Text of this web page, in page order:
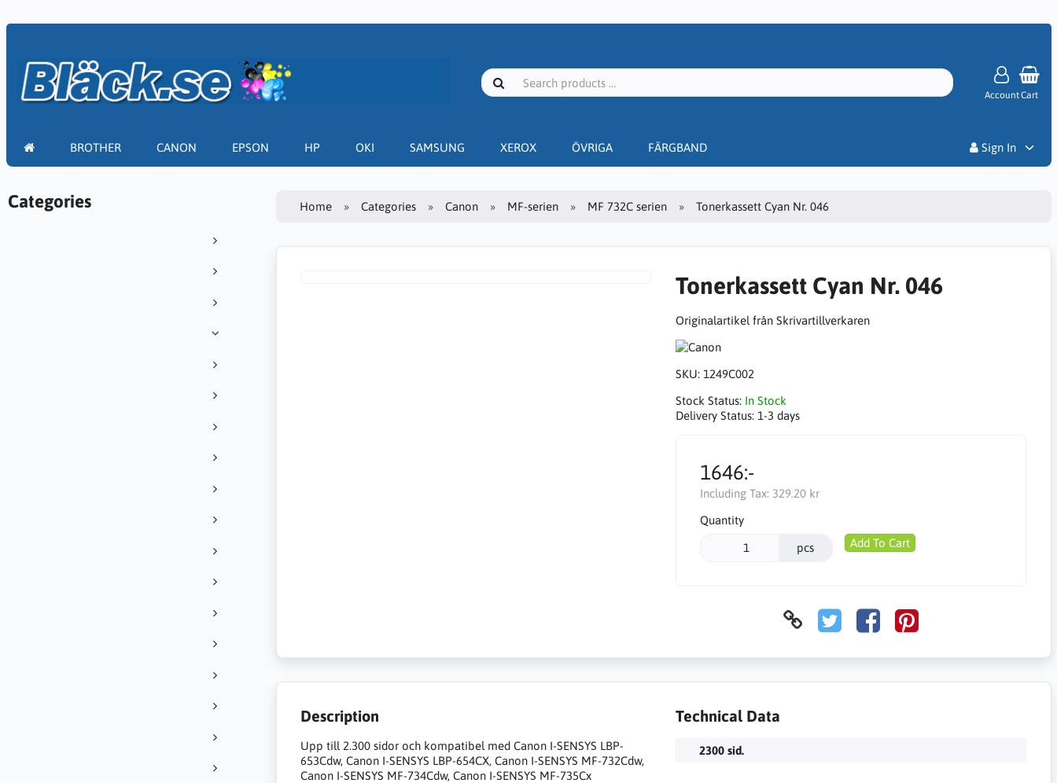
AccountCart
BROTHER CANON EPSON HP OKI SAMSUNG XEROX ÖVRIGA FÄRGBAND
Sign In
Categories Home Categories Canon MF-serien MF 732C serien Tonerkassett Cyan Nr. 046
Tonerkassett Cyan Nr. 046
Originalartikel från Skrivartillverkaren
SKU: 1249C002
Stock Status: In Stock
Delivery Status: 1-3 days
1646:-
Including Tax: 329.20 kr
Quantity
pcs Add To Cart
Description
Upp till 2.300 sidor och kompatibel med Canon I-SENSYS LBP-
653Cdw, Canon I-SENSYS LBP-654CX, Canon I-SENSYS MF-732Cdw,
Canon I-SENSYS MF-734Cdw, Canon I-SENSYS MF-735Cx
Technical Data
2300 sid.